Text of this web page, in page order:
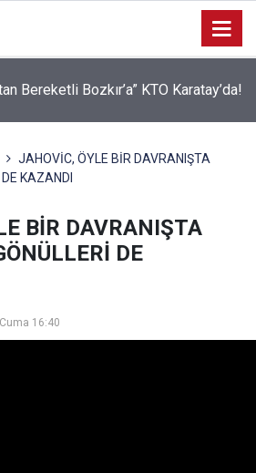
JAHOVİC, ÖYLE BİR DAVRANIŞTA
KAZANDI
BİR DAVRANIŞTA
DE
16:40